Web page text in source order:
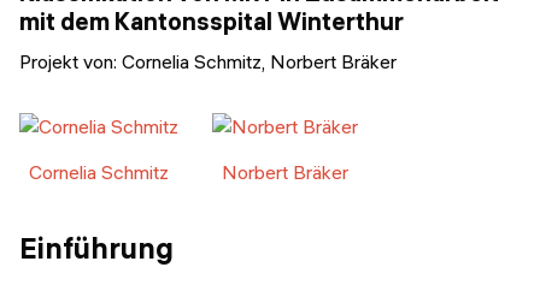
KURZKURSE
Generative KI meistern
Python Programmierung
KOSTENLOSE RESSOURCEN
Data Science Einführungskurs
Veranstaltungen
Abschlussprojekte
Alumni Geschichten
mit dem Kantonsspital Winterthur
Projekt von: Cornelia Schmitz, Norbert Bräker
Cornelia Schmitz Norbert Bräker
Einführung